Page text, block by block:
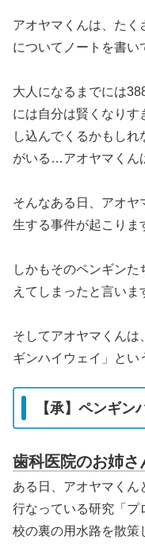
アオヤマくんは、たく
についてノートを書い
大人になるまでには
には自分は賢くなりす
し込んでくるかもしれ
がいる…アオヤマくん
そんなある日、アオヤ
生する事件が起こりま
しかもそのペンギン
えてしまったと言いま
そしてアオヤマくんは
ギンハイウェイ」とい
【承】ペンギ
歯科医院のお姉さ
ある日、アオヤマく
行なっている研究「プ
校の裏の用水路を散策